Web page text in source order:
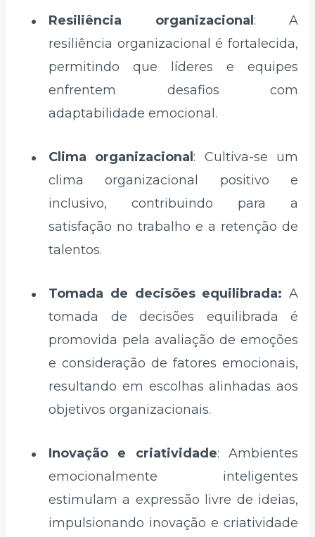
Resiliência organizacional : A
resiliência organizacional é fortalecida,
permitindo que líderes e equipes
enfrentem desafios com
adaptabilidade emocional.
Clima organizacional : Cultiva-se um
clima organizacional positivo e
inclusivo, contribuindo para a
satisfação no trabalho e a retenção de
talentos.
Tomada de decisões equilibrada: A
tomada de decisões equilibrada é
promovida pela avaliação de emoções
e consideração de fatores emocionais,
resultando em escolhas alinhadas aos
objetivos organizacionais.
Inovação e criatividade: Ambientes
emocionalmente inteligentes
estimulam a expressão livre de ideias,
impulsionando inovação e criatividade